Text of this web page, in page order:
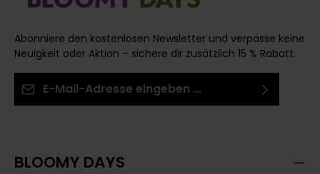
Abonniere den kostenlosen Newsletter und verpasse keine
Neuigkeit oder Aktion – sichere dir zusätzlich 15 % Rabatt.
BLOOMY DAYS